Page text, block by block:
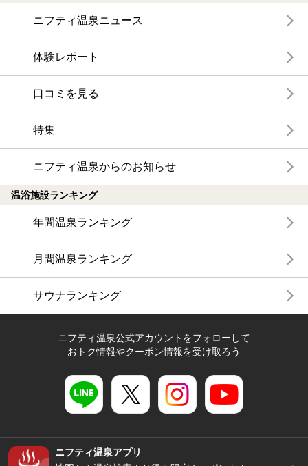
ニフティ温泉ニュース
体験レポート
口コミを見る
特集
ニフティ温泉からのお知らせ
温浴施設ランキング
年間温泉ランキング
月間温泉ランキング
サウナランキング
ニフティ温泉公式アカウントをフォローして
おトク情報やクーポン情報を受け取ろう
ニフティ温泉アプリ